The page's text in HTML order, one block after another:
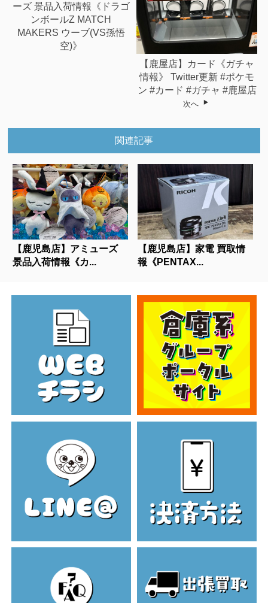
ーズ 景品入荷情報《ドラゴ
ンボールZ MATCH
MAKERS ウーブ(VS孫悟
空)》
【鹿屋店】カード《ガチャ
情報》 Twitter更新 #ポケモ
ン #カード #ガチャ #鹿屋店
次へ
関連記事
【鹿児島店】アミューズ
景品入荷情報《カ...
【鹿児島店】家電 買取情
報《PENTAX...